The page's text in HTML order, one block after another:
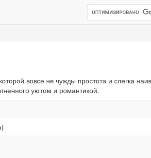
вовсе не чужды простота и слегка
уютом и романтикой.